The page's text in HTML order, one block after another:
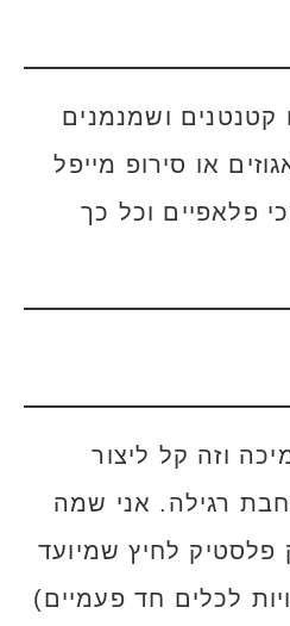
קטנטנים ושמנמנים
או סירופ מייפל
פלאפיים וכל כך
וזה קל ליצור
רגילה. אני שמה
לחיץ שמיועד
לכלים חד פעמיים)